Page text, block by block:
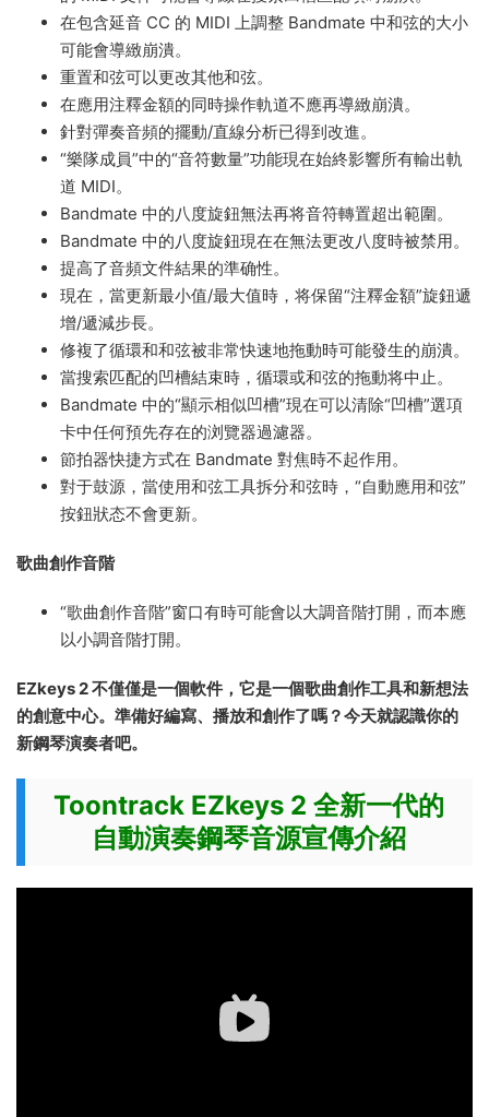
在包含延音 CC 的 MIDI 上調整 Bandmate 中和弦的大小
可能會導緻崩潰。
重置和弦可以更改其他和弦。
在應用注釋金額的同時操作軌道不應再導緻崩潰。
針對彈奏音頻的擺動/直線分析已得到改進。
“樂隊成員”中的“音符數量”功能現在始終影響所有輸出軌
道 MIDI。
Bandmate 中的八度旋鈕無法再将音符轉置超出範圍。
Bandmate 中的八度旋鈕現在在無法更改八度時被禁用。
提高了音頻文件結果的準确性。
現在，當更新最小值/最大值時，将保留“注釋金額”旋鈕遞
增/遞減步長。
修複了循環和和弦被非常快速地拖動時可能發生的崩潰。
當搜索匹配的凹槽結束時，循環或和弦的拖動将中止。
Bandmate 中的“顯示相似凹槽”現在可以清除“凹槽”選項
卡中任何預先存在的浏覽器過濾器。
節拍器快捷方式在 Bandmate 對焦時不起作用。
對于鼓源，當使用和弦工具拆分和弦時，“自動應用和弦”
按鈕狀态不會更新。
歌曲創作音階
“歌曲創作音階”窗口有時可能會以大調音階打開，而本應
以小調音階打開。
EZkeys 2 不僅僅是一個軟件，它是一個歌曲創作工具和新想法
的創意中心。準備好編寫、播放和創作了嗎？今天就認識你的
新鋼琴演奏者吧。
Toontrack EZkeys 2 全新一代的
自動演奏鋼琴音源宣傳介紹